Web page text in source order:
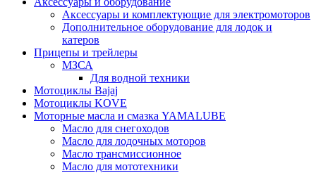
Аксессуары и комплектующие для электромоторов
Дополнительное оборудование для лодок и
катеров
Прицепы и трейлеры
МЗСА
Для водной техники
Мотоциклы Bajaj
Мотоциклы KOVE
Моторные масла и смазка YAMALUBE
Масло для снегоходов
Масло для лодочных моторов
Масло трансмиссионное
Масло для мототехники